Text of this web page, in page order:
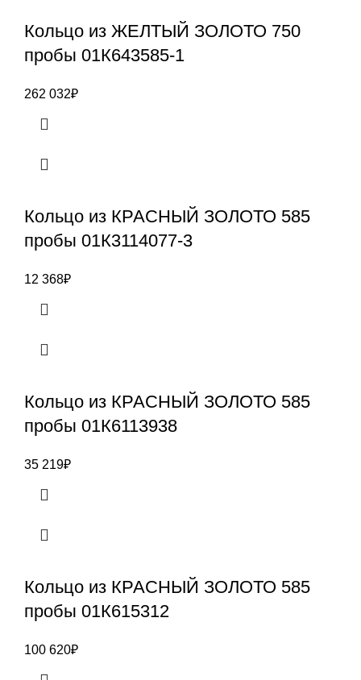
Кольцо из ЖЕЛТЫЙ ЗОЛОТО 750
пробы 01К643585-1
262 032₽
Кольцо из КРАСНЫЙ ЗОЛОТО 585
пробы 01К3114077-3
12 368₽
Кольцо из КРАСНЫЙ ЗОЛОТО 585
пробы 01К6113938
35 219₽
Кольцо из КРАСНЫЙ ЗОЛОТО 585
пробы 01К615312
100 620₽